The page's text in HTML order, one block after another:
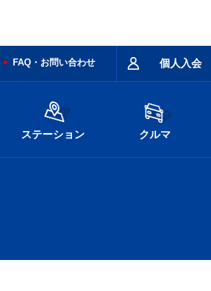
個人入会
FAQ・お問い合わせ
ステーション クルマ